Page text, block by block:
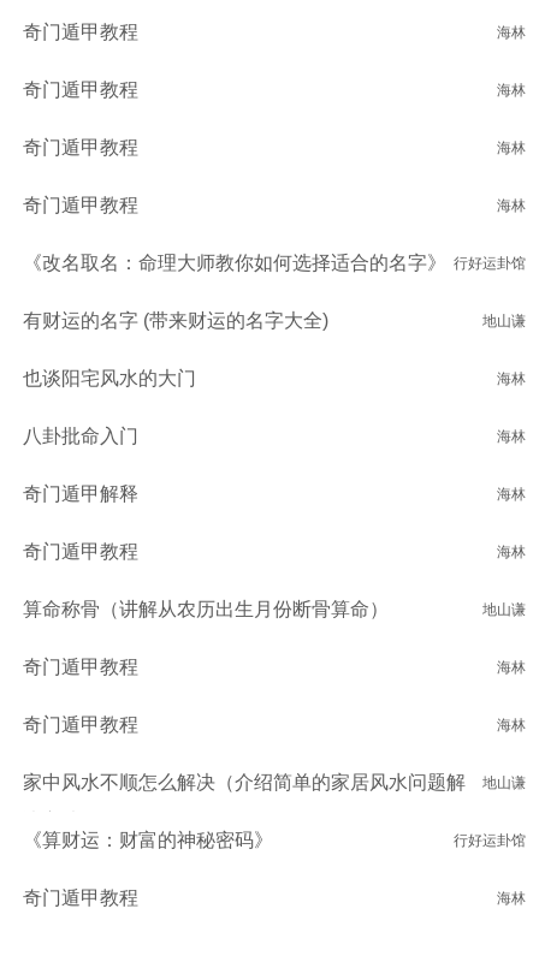
海林
奇门遁甲教程
海林
奇门遁甲教程
海林
奇门遁甲教程
海林
奇门遁甲教程
行好运卦馆
《改名取名：命理大师教你如何选择适合的名字》
地山谦
有财运的名字 (带来财运的名字大全)
海林
也谈阳宅风水的大门
海林
八卦批命入门
海林
奇门遁甲解释
海林
奇门遁甲教程
地山谦
算命称骨（讲解从农历出生月份断骨算命）
海林
奇门遁甲教程
海林
奇门遁甲教程
地山谦
家中风水不顺怎么解决（介绍简单的家居风水问题解
行好运卦馆
《算财运：财富的神秘密码》
海林
奇门遁甲教程